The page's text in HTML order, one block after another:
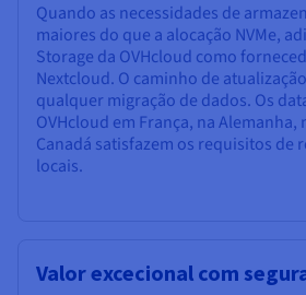
Quando as necessidades de
maiores do que a alocação NVMe,
Storage da OVHcloud como
Nextcloud. O caminho de
qualquer migração de dados. Os
OVHcloud em França, na Alemanha,
Canadá satisfazem os requisitos de
locais.
Valor excecional com